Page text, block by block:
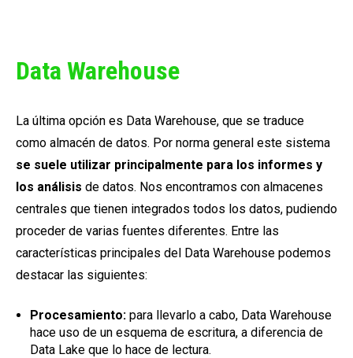
Data Warehouse
La última opción es Data Warehouse, que se traduce
como almacén de datos. Por norma general este sistema
se suele utilizar principalmente para los informes y
los análisis de datos. Nos encontramos con almacenes
centrales que tienen integrados todos los datos, pudiendo
proceder de varias fuentes diferentes. Entre las
características principales del Data Warehouse podemos
destacar las siguientes:
Procesamiento:para llevarlo a cabo, Data Warehouse
hace uso de un esquema de escritura, a diferencia de
Data Lake que lo hace de lectura.